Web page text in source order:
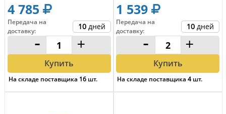
4 785
Передача на
доставку: 10 дней
- +
Купить
На складе поставщика 16 шт.
1 539
Передача на
доставку: 10 дней
- +
Купить
На складе поставщика4шт.